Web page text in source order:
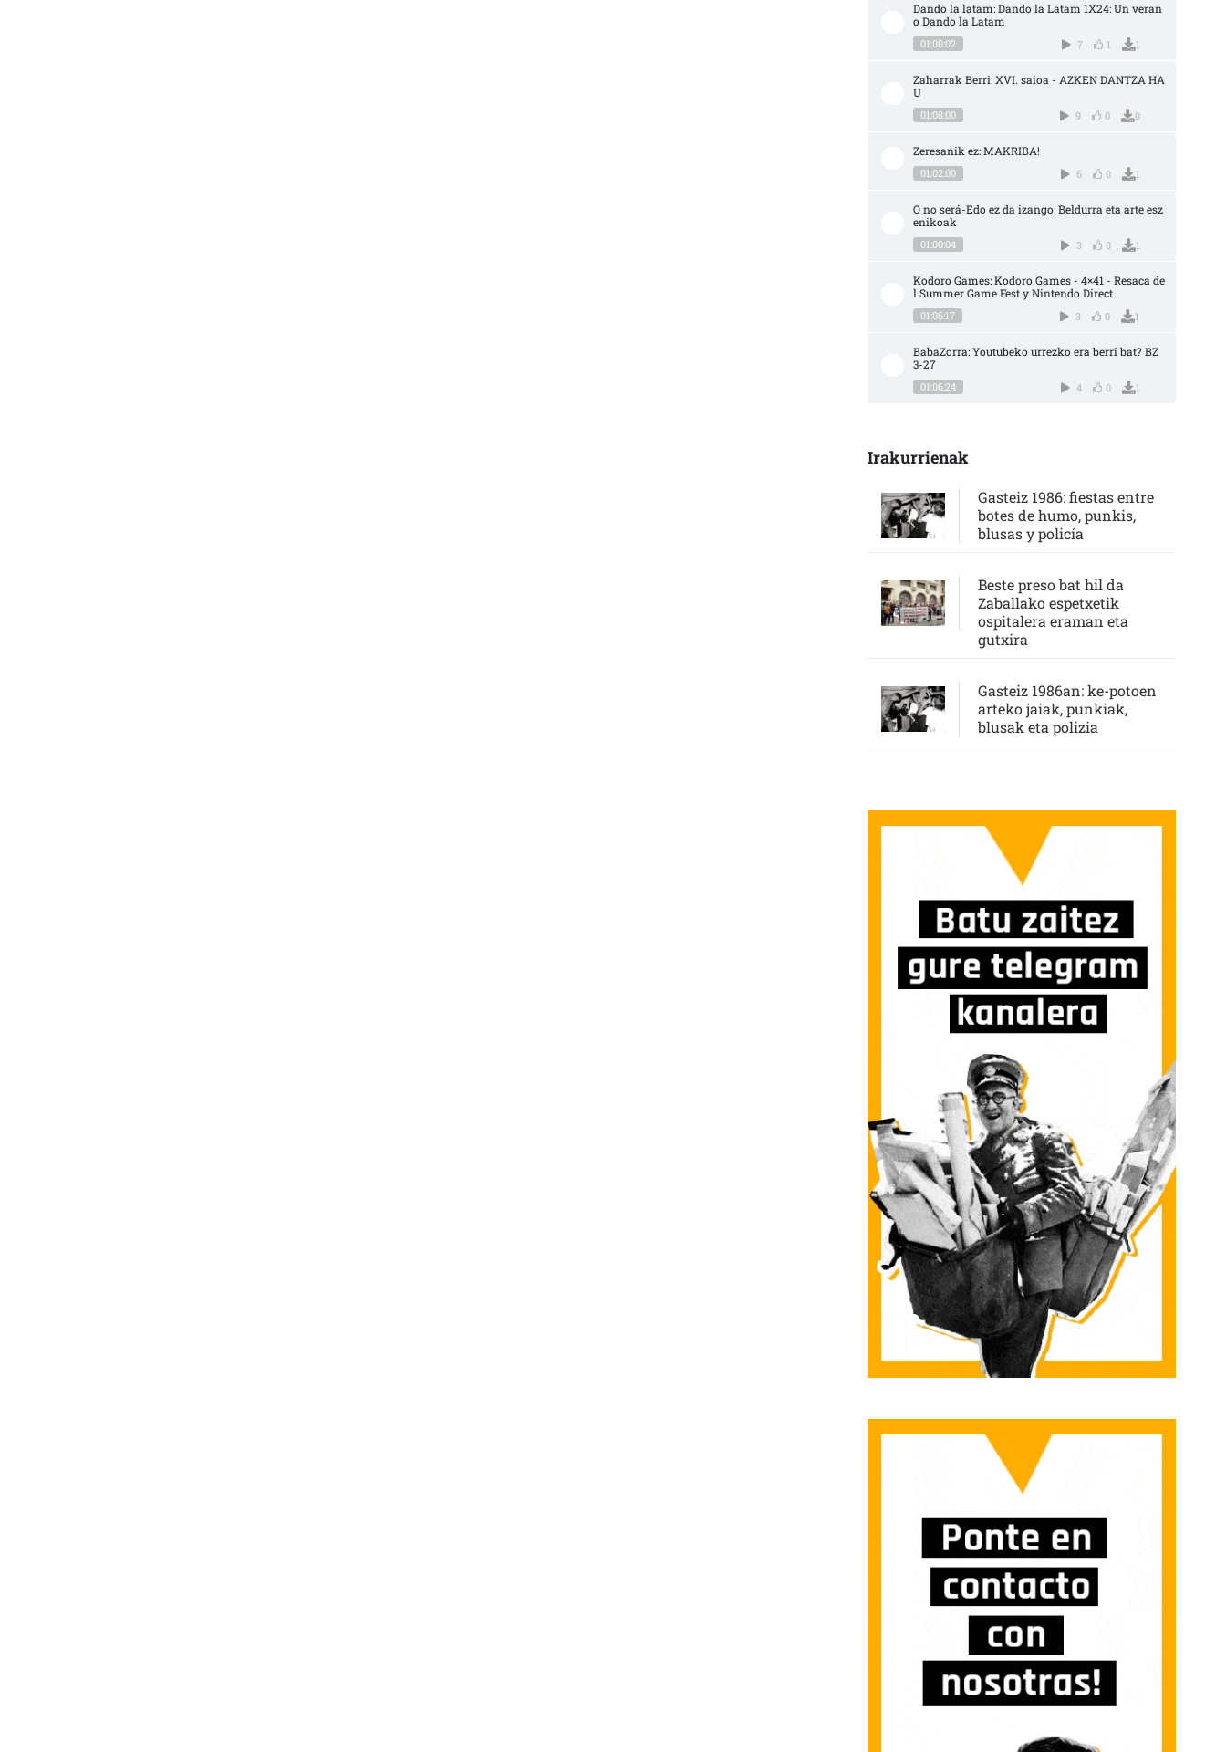
Dando la latam: Dando la Latam 1X24: Un veran
o Dando la Latam
01:00:02 7 1 1
Zaharrak Berri: XVI. saioa - AZKEN DANTZA HA
U
01:08:00 9 0 0
Zeresanik ez: MAKRIBA!
01:02:00 6 0 1
O no será-Edo ez da izango: Beldurra eta arte esz
enikoak
01:00:04 3 0 1
Kodoro Games: Kodoro Games - 4×41 - Resaca de
l Summer Game Fest y Nintendo Direct
01:06:17 3 0 1
BabaZorra: Youtubeko urrezko era berri bat? BZ
3-27
01:06:24 4 0 1
Irakurrienak
Gasteiz 1986: fiestas entre
botes de humo, punkis,
blusas y policía
Beste preso bat hil da
Zaballako espetxetik
ospitalera eraman eta
gutxira
Gasteiz 1986an: ke-potoen
arteko jaiak, punkiak,
blusak eta polizia